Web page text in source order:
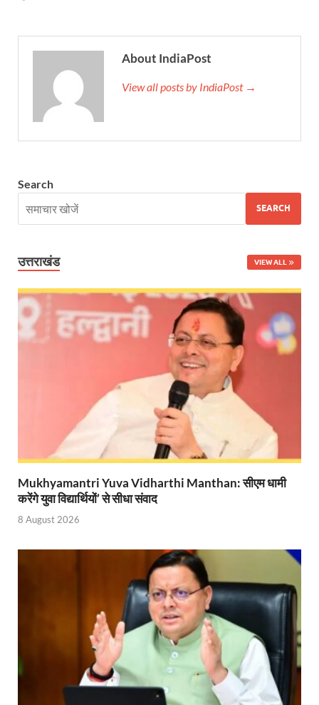
Budget Day: वित्त मंत्री निर्मला सीतारमण वाराणसी और
Budget 2026: वित्त मंत्री निर्मला सीतारमण पेश कर रही
Ajit Pawar Death: महाराष्ट्र के उपमुख्यमंत्री अजित
भारत पर्व में उत्तराखण्ड की झांकी ‘आत्मनिर्भर उत्तराखण्ड’
Bastar Story: बस्तर में लोकतंत्र की नई सुबह 47 गांवों में
UP Deputy CM KP Maurya: प्रयागराज पहुंचे डिप्टी
UP Diwas Program: विकसित भारत-विकसित उत्तर
Uttarakhand Uniform Scam: वर्दी घोटाले में सीएम
Kapil Dev Agarwal: यूपी सरकार के मंत्री कपिल देव ने
NFPRC Workshop: एन.एफ.पी.आर.सी द्वारा सांसदों एवं
UP tableau Kartavya Path: कर्तव्य पथ पर नजर
PM Gram Sadak Yojana: प्रधानमंत्री ग्राम सड़क
PM Gram Sadak Yojana: प्रधानमंत्री ग्राम सड़क
Manrega Protest: मनरेगा कानून को खत्म किए जाने के
UP Kaushal Disha: कौशल दिशा पोर्टल से ग्रामीण युवाओं
About IndiaPost
View all posts by IndiaPost →
Search
SEARCH
उत्तराखंड VIEW ALL
Mukhyamantri Yuva Vidharthi Manthan: सीएम धामी
करेंगे युवा विद्यार्थियों’ से सीधा संवाद
8 August 2026